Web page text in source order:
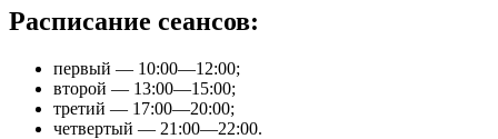
Расписание сеансов:
первый — 10:00—12:00;
второй — 13:00—15:00;
третий — 17:00—20:00;
четвертый — 21:00—22:00.